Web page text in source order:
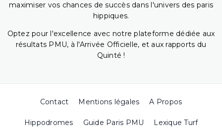
maximiser vos chances de succès dans l'univers des paris
hippiques.
Optez pour l'excellence avec notre plateforme dédiée aux
résultats PMU, à l'Arrivée Officielle, et aux rapports du
Quinté !
Contact Mentions légales A Propos
Hippodromes Guide Paris PMU Lexique Turf